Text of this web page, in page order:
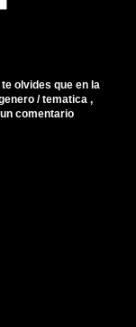
olvides que en la
/ tematica ,
comentario